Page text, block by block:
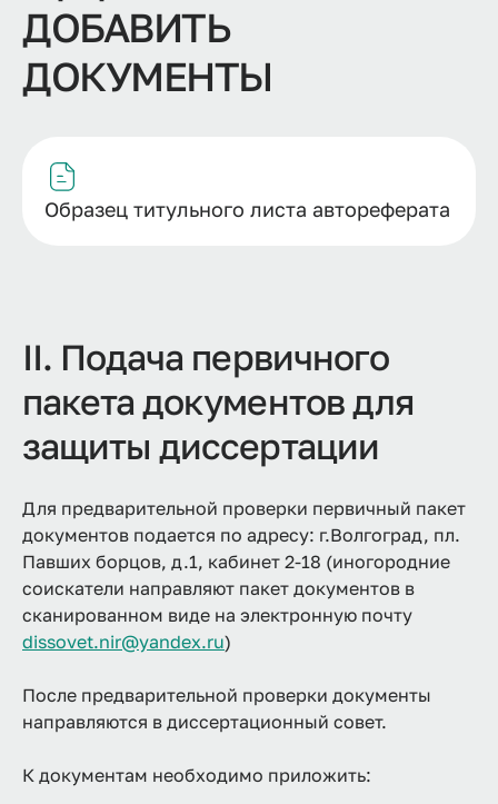
ДОБАВИТЬ
ДОКУМЕНТЫ
Образец титульного листа автореферата
II. Подача первичного
пакета документов для
защиты диссертации
Для предварительной проверки первичный пакет
документов подается по адресу: г.Волгоград, пл.
Павших борцов, д.1, кабинет 2-18 (иногородние
соискатели направляют пакет документов в
сканированном виде на электронную почту
dissovet.nir@yandex.ru)
После предварительной проверки документы
направляются в диссертационный совет.
К документам необходимо приложить: